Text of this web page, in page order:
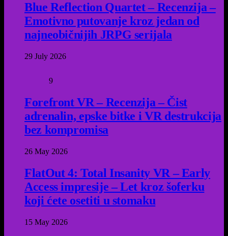
Blue Reflection Quartet – Recenzija –
Emotivno putovanje kroz jedan od
najneobičnijih JRPG serijala
29 July 2026
9
Forefront VR – Recenzija – Čist
adrenalin, epske bitke i VR destrukcija
bez kompromisa
26 May 2026
FlatOut 4: Total Insanity VR – Early
Access impresije – Let kroz šoferku
koji ćete osetiti u stomaku
15 May 2026